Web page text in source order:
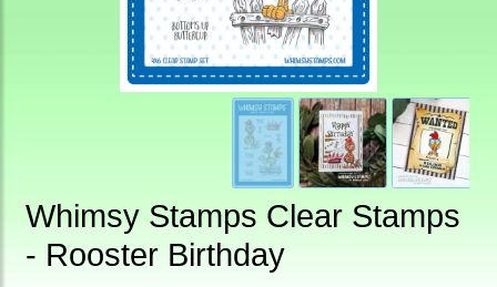
Whimsy Stamps Clear Stamps
- Rooster Birthday